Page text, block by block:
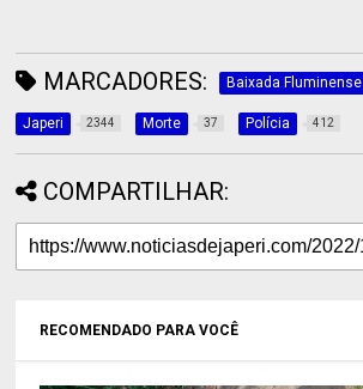
MARCADORES: Baixada Fluminense
Japeri 2344 Morte 37 Polícia 412
COMPARTILHAR:
RECOMENDADO PARA VOCÊ